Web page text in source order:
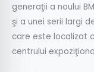
generaţii a noului
şi a unei serii largi
care este localizat
centrului